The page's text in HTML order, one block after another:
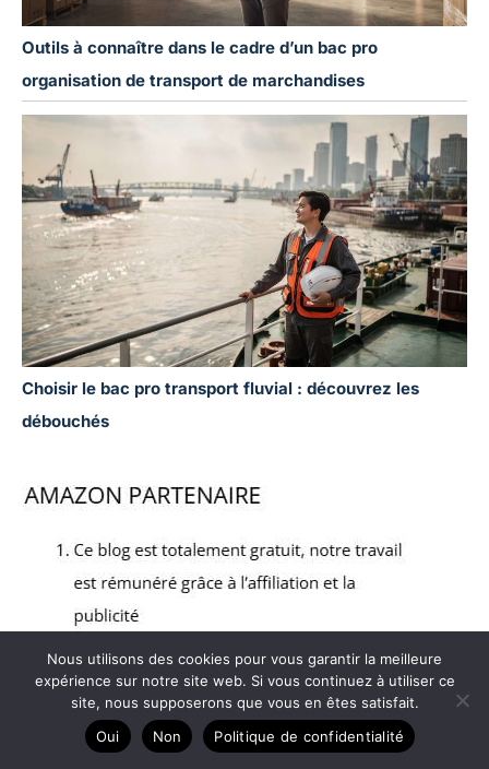
Outils à connaître dans le cadre d’un bac pro
organisation de transport de marchandises
Choisir le bac pro transport fluvial : découvrez les
débouchés
Nous utilisons des cookies pour vous garantir la meilleure
expérience sur notre site web. Si vous continuez à utiliser ce
site, nous supposerons que vous en êtes satisfait.
Oui
Non Politique de confidentialité